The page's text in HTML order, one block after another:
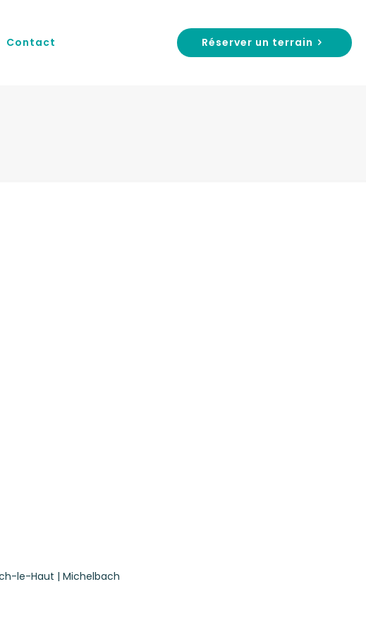
Contact Réserver un terrain
le-Haut | Michelbach